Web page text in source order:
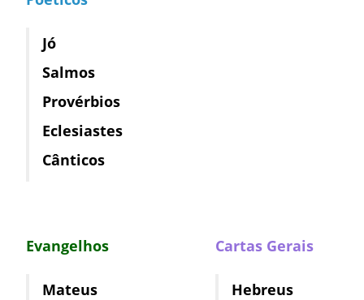
Jó
Salmos
Provérbios
Eclesiastes
Cânticos
Evangelhos
Mateus
Cartas Gerais
Hebreus